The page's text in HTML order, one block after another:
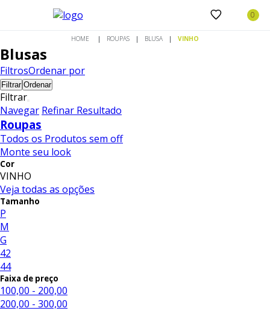
ROUPAS BLUSA VINHO
Blusas
FiltrosOrdenar por
Filtrar Ordenar
Filtrar
Navegar Refinar Resultado
Roupas
Todos os Produtos sem off
Monte seu look
Cor
VINHO
Veja todas as opções
Tamanho
P
M
G
42
44
Faixa de preço
100,00 - 200,00
200,00 - 300,00